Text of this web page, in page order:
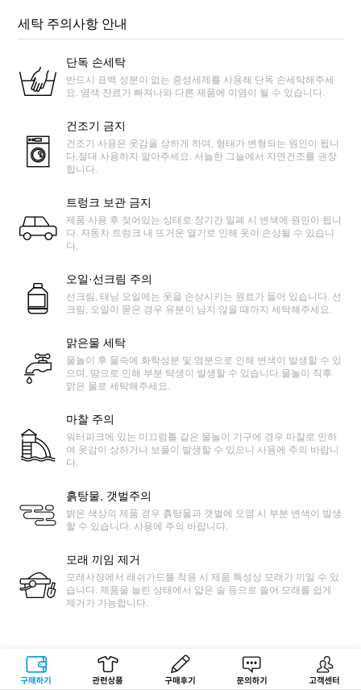
구매하기 관련상품 상품후기 문의하기 고객센터
세탁 주의사항 안내
단독 손세탁
반드시 표백 성분이 없는 중성세제를 사용해 단독 손세탁해주세
요. 염색 잔료가 빠져나와 다른 제품에 이염이 될 수 있습니다.
건조기 금지
건조기 사용은 옷감을 상하게 하며, 형태가 변형되는 원인이 됩니
다.절대 사용하지 말아주세요. 서늘한 그늘에서 자연건조를 권장
합니다.
트렁크 보관 금지
제품 사용 후 젖어있는 상태로 장기간 밀폐 시 변색에 원인이 됩니
다. 자동차 트렁크 내 뜨거운 열기로 인해 옷이 손상될 수 있습니
다.
오일·선크림 주의
선크림, 태닝 오일에는 옷을 손상시키는 원료가 들어 있습니다. 선
크림, 오일이 묻은 경우 유분이 남지 않을 때까지 세탁해주세요.
맑은물 세탁
물놀이 후 물속에 화학성분 및 염분으로 인해 변색이 발생할 수 있
으며, 땀으로 인해 부분 탁생이 발생할 수 있습니다.물놀이 직후
맑은 물로 세탁해주세요.
마찰 주의
워터파크에 있는 미끄럼틀 같은 물놀이 기구에 경우 마찰로 인하
여 옷감이 상하거나 보풀이 발생할 수 있으니 사용에 주의 바랍니
다.
흙탕물, 갯벌주의
밝은 색상의 제품 경우 흙탕물과 갯벌에 오염 시 부분 변색이 발생
할 수 있습니다. 사용에 주의 바랍니다.
모래 끼임 제거
모래사장에서 래쉬가드를 착용 시 제품 특성상 모래가 끼일 수 있
습니다. 제품을 늘린 상태에서 얇은 솔 등으로 쓸어 모래를 쉽게
제거가 가능합니다.